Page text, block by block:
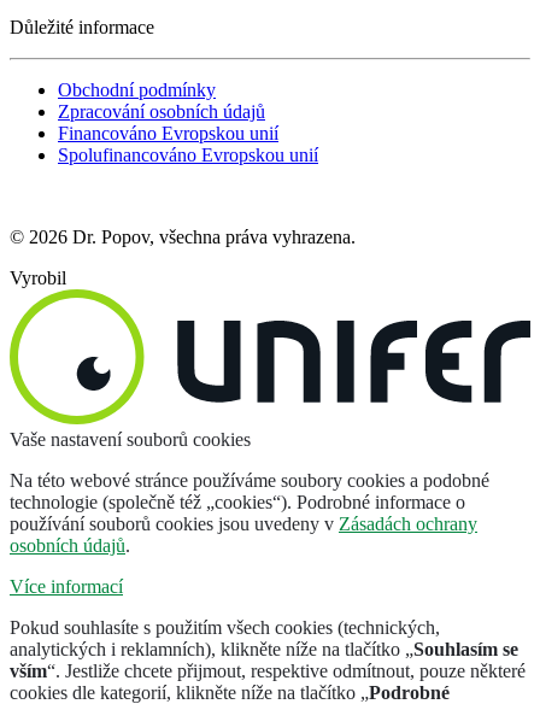
Důležité informace
Obchodní podmínky
Zpracování osobních údajů
Financováno Evropskou unií
Spolufinancováno Evropskou unií
© 2026 Dr. Popov, všechna práva vyhrazena.
Vyrobil
Vaše nastavení souborů cookies
Na této webové stránce používáme soubory cookies a podobné
technologie (společně též „cookies“). Podrobné informace o
používání souborů cookies jsou uvedeny v Zásadách ochrany
osobních údajů.
Více informací
Pokud souhlasíte s použitím všech cookies (technických,
analytických i reklamních), klikněte níže na tlačítko „Souhlasím se
vším“. Jestliže chcete přijmout, respektive odmítnout, pouze některé
cookies dle kategorií, klikněte níže na tlačítko „Podrobné